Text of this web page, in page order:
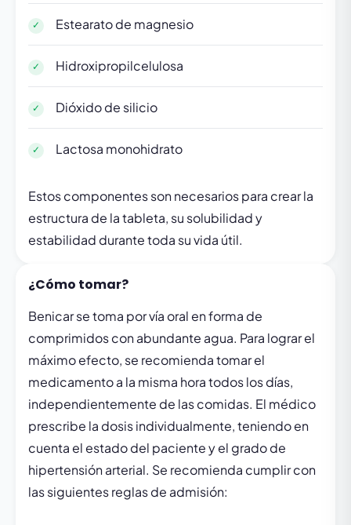
Estearato de magnesio
Hidroxipropilcelulosa
Dióxido de silicio
Lactosa monohidrato
Estos componentes son necesarios para crear la
estructura de la tableta, su solubilidad y
estabilidad durante toda su vida útil.
¿Cómo tomar?
Benicar se toma por vía oral en forma de
comprimidos con abundante agua. Para lograr el
máximo efecto, se recomienda tomar el
medicamento a la misma hora todos los días,
independientemente de las comidas. El médico
prescribe la dosis individualmente, teniendo en
cuenta el estado del paciente y el grado de
hipertensión arterial. Se recomienda cumplir con
las siguientes reglas de admisión: